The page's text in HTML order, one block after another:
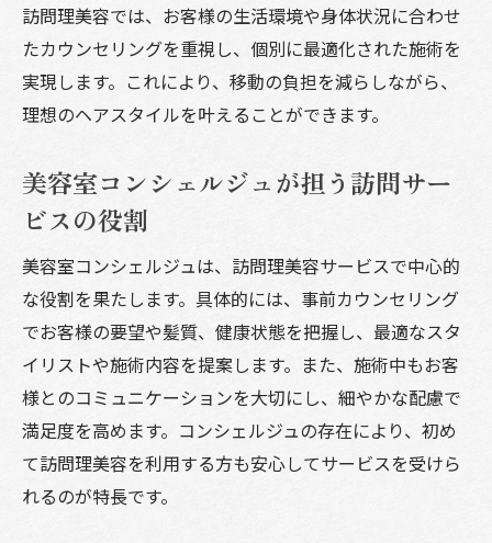
訪問理美容では、お客様の生活環境や身体状況に合わせ
たカウンセリングを重視し、個別に最適化された施術を
実現します。これにより、移動の負担を減らしながら、
理想のヘアスタイルを叶えることができます。
美容室コンシェルジュが担う訪問サー
ビスの役割
美容室コンシェルジュは、訪問理美容サービスで中心的
な役割を果たします。具体的には、事前カウンセリング
でお客様の要望や髪質、健康状態を把握し、最適なスタ
イリストや施術内容を提案します。また、施術中もお客
様とのコミュニケーションを大切にし、細やかな配慮で
満足度を高めます。コンシェルジュの存在により、初め
て訪問理美容を利用する方も安心してサービスを受けら
れるのが特長です。